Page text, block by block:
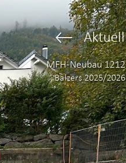
Aktuell
MFH-Neubau 1212
Balzers 2025/2026